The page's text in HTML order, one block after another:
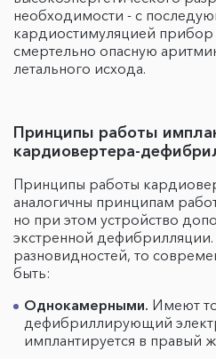
необходимости - с
кардиостимуляцией прибор
смертельно опасную
летального исхода.
Принципы работы
кардиовертера-
Принципы работы
аналогичны принципам
но при этом устройство
экстренной дефибрилляции.
разновидностей, то
быть:
Однокамерными. Имеют
дефибриллирующий
имплантируется в правый